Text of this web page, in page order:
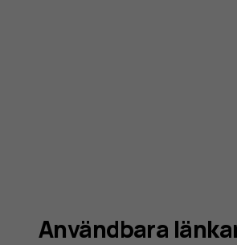
Användbara